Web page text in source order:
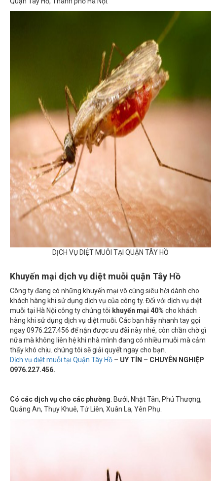
DỊCH VỤ DIỆT MUỖI TẠI QUẬN TÂY HỒ
Khuyến mại dịch vụ diệt muỗi quận Tây Hồ
khách hàng khi sử dụng dịch vụ của công ty. Đối với dịch vụ diệt
muỗi tại Hà Nội công ty chúng tôikhuyến mại 40% cho khách
hàng khi sử dụng dịch vụ diệt muỗi. Các bạn hãy nhanh tay gọi
ngay 0976.227.456 để nận được ưu đãi này nhé, còn chần chờ gì
nữa mà không liên hệ khi nhà mình đang có nhiều muỗi mà cảm
thấy khó chịu. chúng tôi sẽ giải quyết ngay cho bạn.
Dịch vụ diệt muỗi tại Quận Tây Hồ – UY TÍN – CHUYÊN NGHIỆP
0976.227.456.
Quảng An, Thụy Khuê, Tứ Liên, Xuân La, Yên Phụ.